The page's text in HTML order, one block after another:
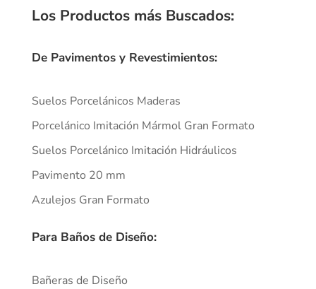
Los Productos más Buscados:
De Pavimentos y Revestimientos:
Suelos Porcelánicos Maderas
Porcelánico Imitación Mármol Gran Formato
Suelos Porcelánico Imitación Hidráulicos
Pavimento 20 mm
Azulejos Gran Formato
Para Baños de Diseño:
Bañeras de Diseño